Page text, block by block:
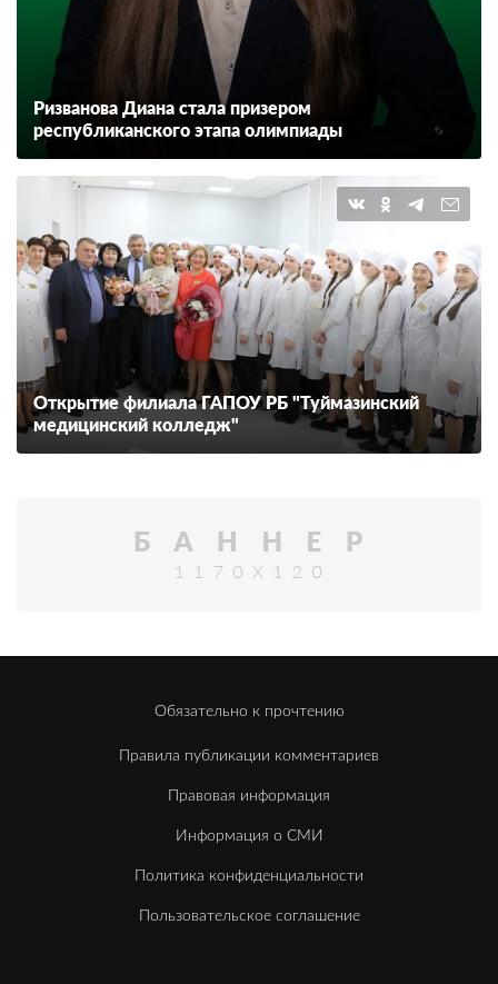
Ризванова Диана стала призером
республиканского этапа олимпиады
Открытие филиала ГАПОУ РБ "Туймазинский
медицинский колледж"
Обязательно к прочтению
Правила публикации комментариев
Правовая информация
Информация о СМИ
Политика конфиденциальности
Пользовательское соглашение